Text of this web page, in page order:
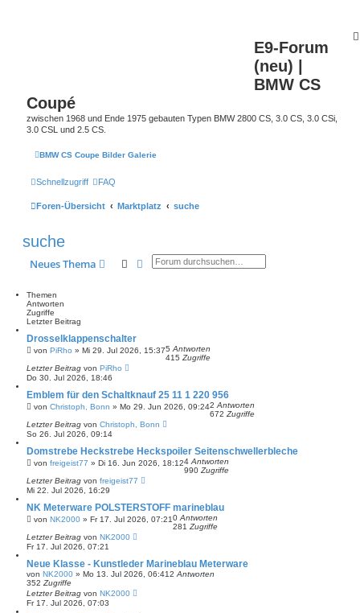
E9-Forum
(neu) |
BMW CS
Coupé
zwischen 1968 und Ende 1975 gebauten Typen BMW 2800 CS, 3.0 CS, 3.0 CSi,
3.0 CSL und 2.5 CS.
BMW CS Coupe Bilder Galerie
Schnellzugriff FAQ
Foren-Übersicht Marktplatz suche
suche
Neues Thema SucheErweiterte Suche
Themen
Antworten
Zugriffe
Letzter Beitrag
Drosselklappenschalter
von PiRho » Mi 29. Jul 2026, 15:375 Antworten
415 Zugriffe
Letzter Beitrag von PiRho
Do 30. Jul 2026, 18:46
Emblem für den Schaltknauf 25 11 1 220 956
von Christoph, Bonn » Mo 29. Jun 2026, 09:242 Antworten
672 Zugriffe
Letzter Beitrag von Christoph, Bonn
So 26. Jul 2026, 09:14
Domstrebe Heckstrebe Heckspoiler Seitenschwellerbleche
von freigeist77 » Di 16. Jun 2026, 18:124 Antworten
990 Zugriffe
Letzter Beitrag von freigeist77
Mi 22. Jul 2026, 16:29
NK Meterware POLSTERSTOFF marineblau
von NK2000 » Fr 17. Jul 2026, 07:210 Antworten
281 Zugriffe
Letzter Beitrag von NK2000
Fr 17. Jul 2026, 07:21
Neue Klasse - Kunstleder Marineblau Meterware
von NK2000 » Mo 13. Jul 2026, 06:412 Antworten
352 Zugriffe
Letzter Beitrag von NK2000
Fr 17. Jul 2026, 07:03